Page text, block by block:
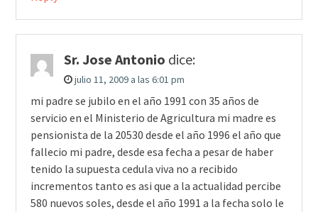
Sr. Jose Antonio dice:
julio 11, 2009 a las 6:01 pm
mi padre se jubilo en el año 1991 con 35 años de
servicio en el Ministerio de Agricultura mi madre es
pensionista de la 20530 desde el año 1996 el año que
fallecio mi padre, desde esa fecha a pesar de haber
tenido la supuesta cedula viva no a recibido
incrementos tanto es asi que a la actualidad percibe
580 nuevos soles, desde el año 1991 a la fecha solo le